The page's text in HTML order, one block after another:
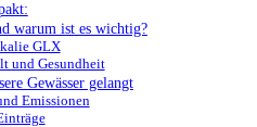
warum ist es wichtig?
GLX
und Gesundheit
Gewässer gelangt
Emissionen